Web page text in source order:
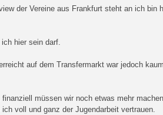
der Vereine aus Frankfurt steht an ich
hier sein darf.
auf dem Transfermarkt war jedoch
müssen wir noch etwas mehr
voll und ganz der Jugendarbeit vertrauen.